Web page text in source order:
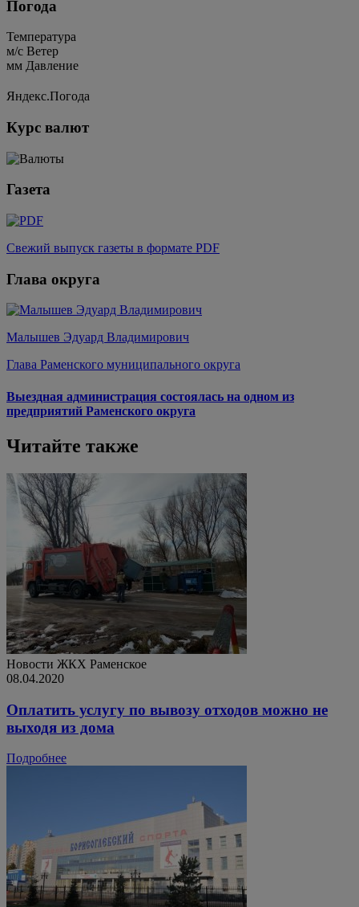
Погода
Температура
м/c Ветер
мм Давление
Яндекс.Погода
Курс валют
Газета
Свежий выпуск газеты в формате PDF
Глава округа
Малышев Эдуард Владимирович
Глава Раменского муниципального округа
Выездная администрация состоялась на одном из
предприятий Раменского округа
Читайте также
Новости ЖКХ Раменское
08.04.2020
Оплатить услугу по вывозу отходов можно не
выходя из дома
Подробнее